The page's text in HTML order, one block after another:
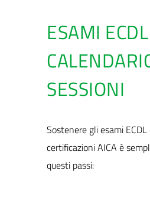
ESAMI
SESSIONI
Sostenere gli esami
certificazioni AICA è
questi passi: